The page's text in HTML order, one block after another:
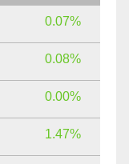
0.07%
0.08%
0.00%
1.47%